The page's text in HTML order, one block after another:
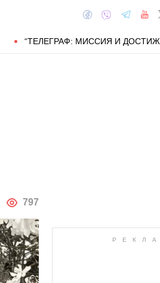
“ТЕЛЕГРАФ: МИССИЯ И
АВТОР
797